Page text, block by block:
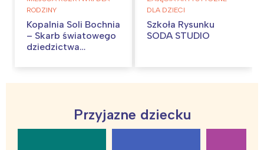
RODZINY
Kopalnia Soli Bochnia
– Skarb światowego
dziedzictwa
DLA DZIECI
Szkoła Rysunku
SODA STUDIO
Przyjazne dziecku
Interesują mnie wydarzenia z
tego regionu: